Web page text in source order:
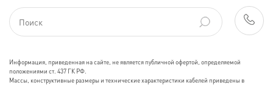
Информация, приведенная на сайте, не является публичной офертой, определяемой
положениями ст. 437 ГК РФ.
Массы, конструктивные размеры и технические характеристики кабелей приведены в